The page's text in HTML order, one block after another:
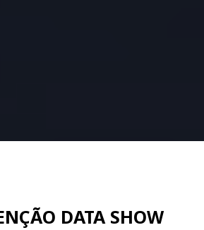
DATA SHOW